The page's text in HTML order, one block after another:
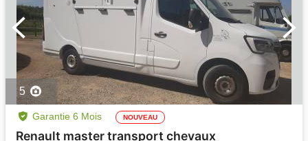
5
Garantie 6 Mois NOUVEAU
Renault master transport chevaux